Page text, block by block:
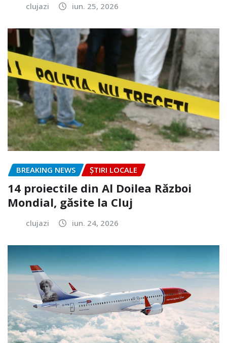
clujazi iun. 25, 2026
BREAKING NEWS ȘTIRI LOCALE
14 proiectile din Al Doilea Război
Mondial, găsite la Cluj
clujazi iun. 24, 2026